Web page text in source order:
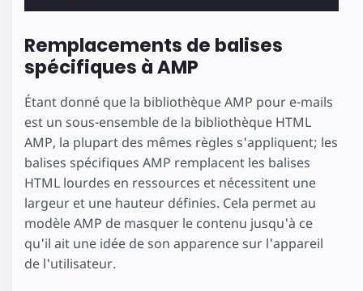
Remplacements de balises
spécifiques à AMP
Étant donné que la bibliothèque AMP pour e-mails
est un sous-ensemble de la bibliothèque HTML
AMP, la plupart des mêmes règles s'appliquent; les
balises spécifiques AMP remplacent les balises
HTML lourdes en ressources et nécessitent une
largeur et une hauteur définies. Cela permet au
modèle AMP de masquer le contenu jusqu'à ce
qu'il ait une idée de son apparence sur l'appareil
de l'utilisateur.